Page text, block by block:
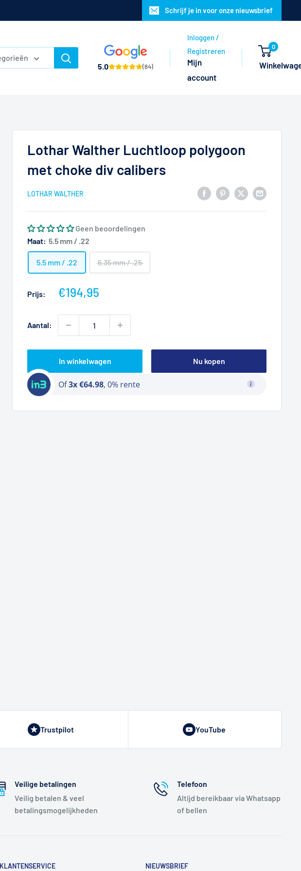
Schrijf je in voor onze nieuwsbrief
5.0
(84)
Inloggen /
Registreren
Mijn
account
0
Lothar Walther Luchtloop polygoon
met choke div calibers
LOTHAR WALTHER
Geen beoordelingen
Maat: 5.5 mm / .22
5.5 mm / .22 6.35 mm / .25
Prijs: Actieprijs
€194,95
Aantal:
In winkelwagen Nu kopen
Of3x €64.98, 0% rente
Trustpilot YouTube
Veilige betalingen
Veilig betalen & veel
betalingsmogelijkheden
Telefoon
Altijd bereikbaar via Whatsapp
of bellen
KLANTENSERVICE NIEUWSBRIEF